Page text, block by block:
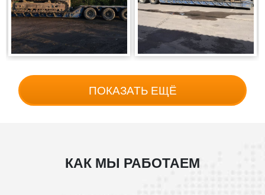
ПОКАЗАТЬ ЕЩЁ
КАК МЫ РАБОТАЕМ